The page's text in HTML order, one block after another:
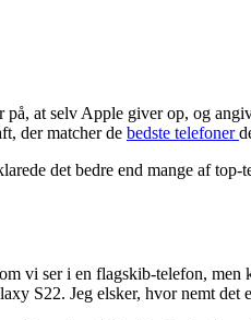
at selv Apple giver op, og
der matcher de bedste telefoner
det bedre end mange af
vi ser i en flagskib-telefon,
S22. Jeg elsker, hvor nemt